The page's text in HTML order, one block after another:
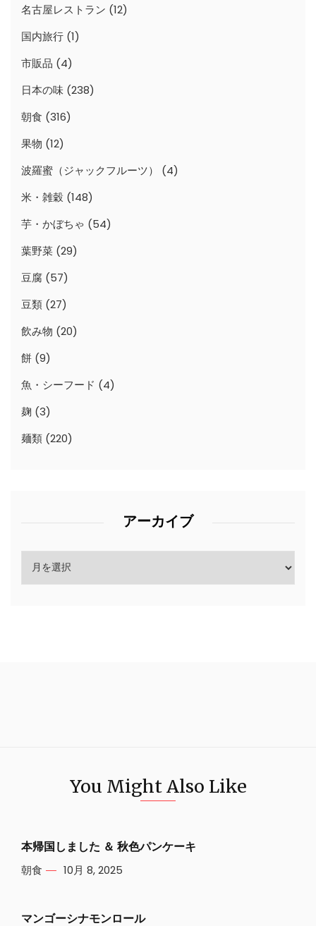
名古屋レストラン (12)
国内旅行 (1)
市販品 (4)
日本の味 (238)
朝食 (316)
果物 (12)
波羅蜜（ジャックフルーツ）
(4)
米・雑穀 (148)
芋・かぼちゃ (54)
葉野菜 (29)
豆腐 (57)
豆類 (27)
飲み物 (20)
餅 (9)
魚・シーフード (4)
麹 (3)
麺類 (220)
アーカイブ
You Might Also Like
本帰国しました ＆ 秋色パンケーキ
朝食 10月 8, 2025
マンゴーシナモンロール